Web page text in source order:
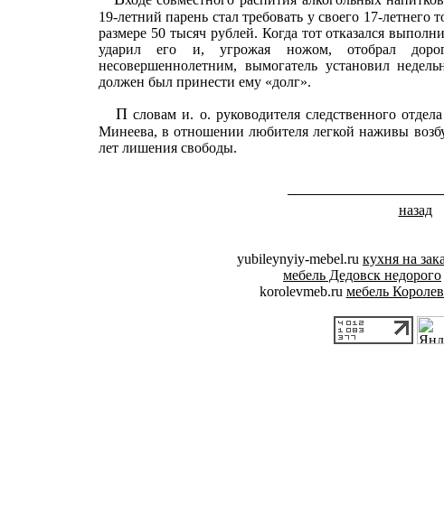
19-летний парень стал требовать у своего 17-
размере 50 тысяч рублей. Когда тот отказался
ударил его и, угрожая ножом, отобрал
несовершеннолетним, вымогатель установил
должен был принести ему «долг».
Псловам и. о. руководителя следственного
Минеева, в отношении любителя легкой наживы
лет лишения свободы.
назад
yubileynyiy-mebel.ru кухня на
мебель Дедовск недорого
korolevmeb.ru мебель